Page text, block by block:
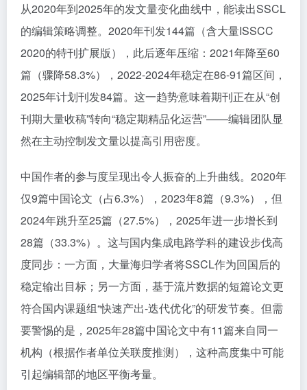
从2020年到2025年的发文量变化曲线中，能读出SSCL
的编辑策略调整。2020年刊发144篇（含大量ISSCC
2020的特刊扩展版），此后逐年压缩：2021年降至60
篇（骤降58.3%），2022-2024年稳定在86-91篇区间，
2025年计划刊发84篇。这一趋势意味着期刊正在从“创
刊期大量收稿”转向“稳定期精品化运营”——编辑团队显
然在主动控制发文量以提高引用密度。
中国作者的参与度呈现出令人振奋的上升曲线。2020年
仅9篇中国论文（占6.3%），2023年8篇（9.3%），但
2024年跳升至25篇（27.5%），2025年进一步增长到
28篇（33.3%）。这与国内集成电路学科的建设步伐高
度同步：一方面，大量海归学者将SSCL作为回国后的
稳定输出目标；另一方面，基于流片数据的短篇论文更
符合国内课题组“快速产出-迭代优化”的研发节奏。但需
要警惕的是，2025年28篇中国论文中有11篇来自同一
机构（根据作者单位关联度推测），这种高度集中可能
引起编辑部的地区平衡考量。